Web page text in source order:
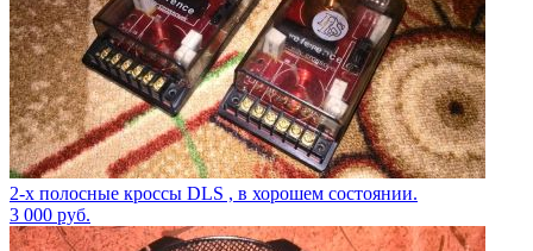
2-х полосные кроссы DLS , в хорошем состоянии.
3 000 руб.